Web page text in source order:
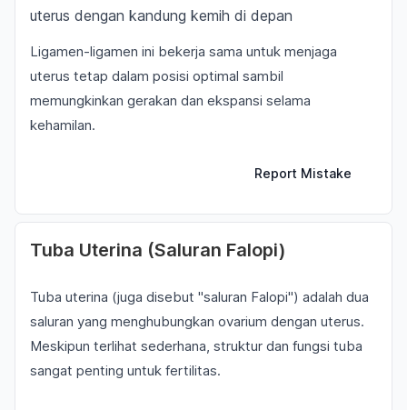
uterus dengan kandung kemih di depan
Ligamen-ligamen ini bekerja sama untuk menjaga
uterus tetap dalam posisi optimal sambil
memungkinkan gerakan dan ekspansi selama
kehamilan.
Report Mistake
Tuba Uterina (Saluran Falopi)
Tuba uterina (juga disebut "saluran Falopi") adalah dua
saluran yang menghubungkan ovarium dengan uterus.
Meskipun terlihat sederhana, struktur dan fungsi tuba
sangat penting untuk fertilitas.